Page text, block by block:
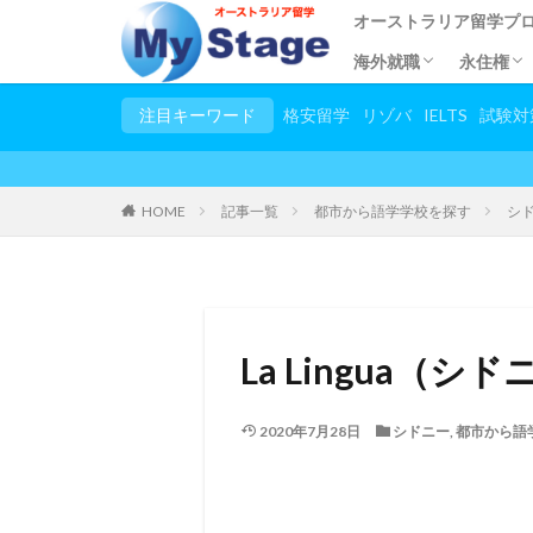
オーストラリア留学プ
都市別語学学校
語学留学
専門学校留学
短期語学留学
大学・大学院留学
小/中/高校留学
幼稚園留学
トビタテ留学JAPAN
親子留学
2カ国留学
他国の留学一覧
春休み夏休み大学生
試験対策コース
日本語教師養成講座
児童英語教師養成講
英語教師養成講座
お稽古留学
シニア留学
スタディーツアー
田舎ステイプログラム
海外就職
シンガポールで海外
応募条件
プログラムの流れ
永住権
住みや
永住権
申請手
留学し
ビザ申
永住権
注目キーワード 格安留学 リゾバ IELTS 試験
HOME 記事一覧 都市から語学学校を探す シ
La Lingua（シド
2020年7月28日 シドニー, 都市から語